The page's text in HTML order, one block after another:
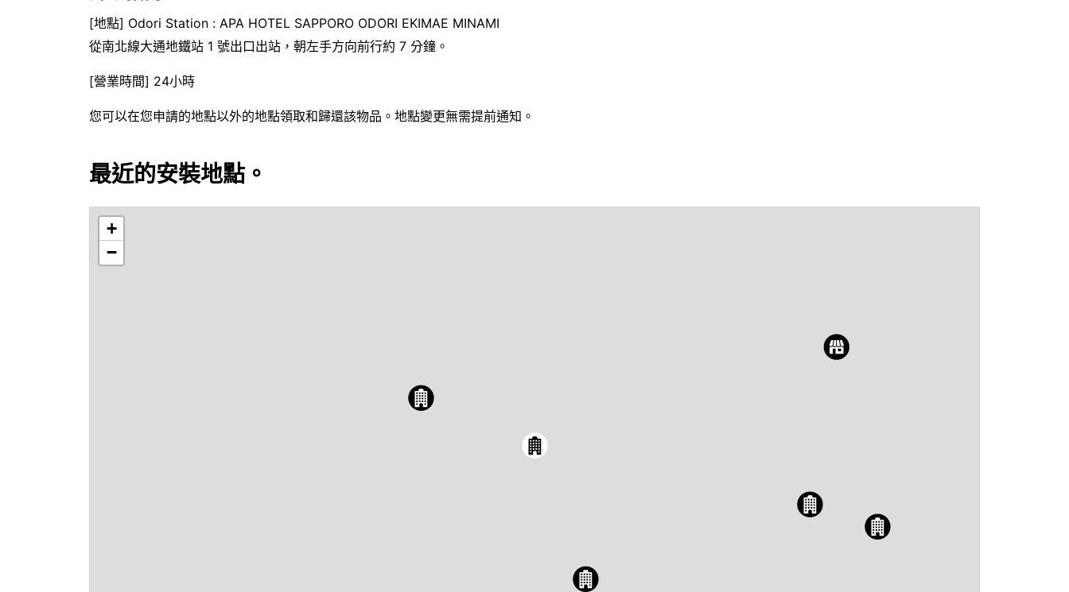
[地點] Odori Station : APA HOTEL SAPPORO ODORI EKIMAE MINAMI
從南北線大通地鐵站 1 號出口出站，朝左手方向前行約 7 分鐘。
[營業時間] 24小時
您可以在您申請的地點以外的地點領取和歸還該物品。地點變更無需提前通知。
最近的安裝地點。
+
−